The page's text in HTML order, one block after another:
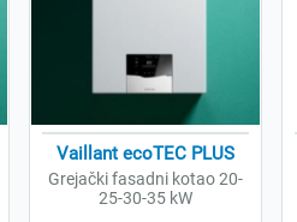
Vaillant ecoTEC PLUS
Grejački fasadni kotao 20-
25-30-35 kW